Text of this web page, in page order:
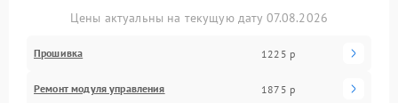
Цены актуальны на текущую дату 07.08.2026
Прошивка 1225 р
Ремонт модуля управления 1875 р